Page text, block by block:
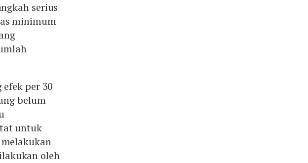
serius
minimum
per 30
belum
untuk
oleh